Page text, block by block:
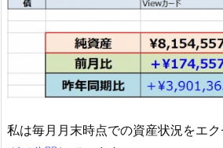
私は毎月月末時点での資産状況をエク